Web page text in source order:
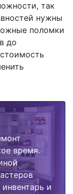
так
нужны
поломки
до
время.
и